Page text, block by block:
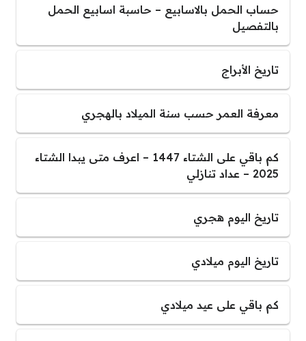
حساب الحمل بالاسابيع – حاسبة اسابيع الحمل
بالتفصيل
تاريخ الأبراج
معرفة العمر حسب سنة الميلاد بالهجري
كم باقي على الشتاء 1447 – اعرف متى يبدا الشتاء
2025 – عداد تنازلي
تاريخ اليوم هجري
تاريخ اليوم ميلادي
كم باقي على عيد ميلادي